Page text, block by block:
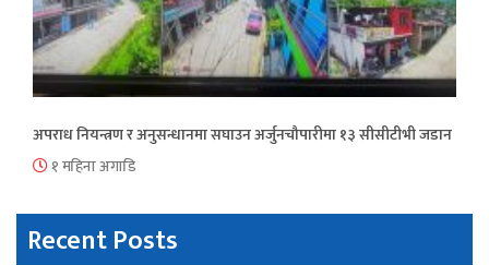
अपराध नियन्त्रण र अनुसन्धानमा सघाउन अर्जुनचौपारीमा १३ सीसीटीभी जडान
१ महिना अगाडि
Recent Posts